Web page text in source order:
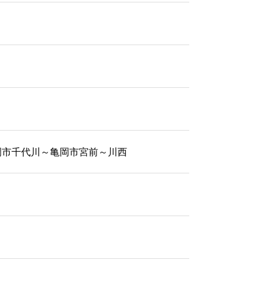
千代川～亀岡市宮前～川西